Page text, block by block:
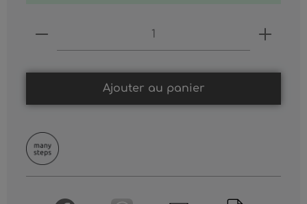
Produkt Anzahl: Gib den
Ajouter au panier